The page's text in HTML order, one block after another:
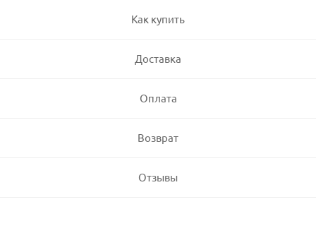
Как купить
Доставка
Оплата
Возврат
Отзывы